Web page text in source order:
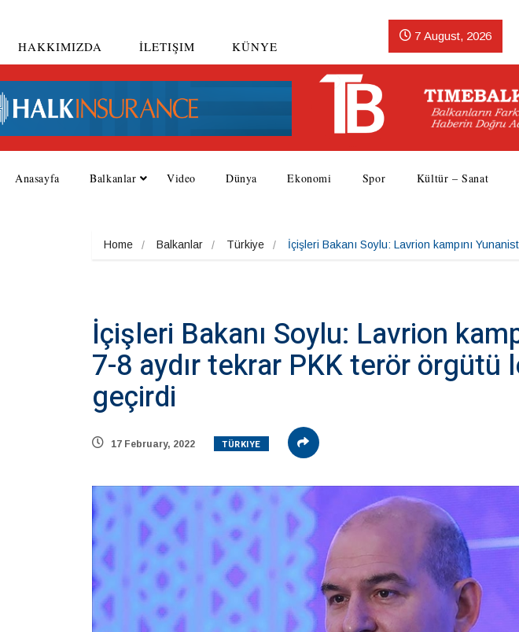
HAKKIMIZDA İLETIŞIM KÜNYE
7 August, 2026
Anasayfa Balkanlar Video Dünya Ekonomi Spor Kültür – Sanat
Home Balkanlar Türkiye İçişleri Bakanı Soylu: Lavrion kampını
İçişleri Bakanı Soylu: Lavrion
7-8 aydır tekrar PKK terör örgütü
geçirdi
17 February, 2022 TÜRKIYE